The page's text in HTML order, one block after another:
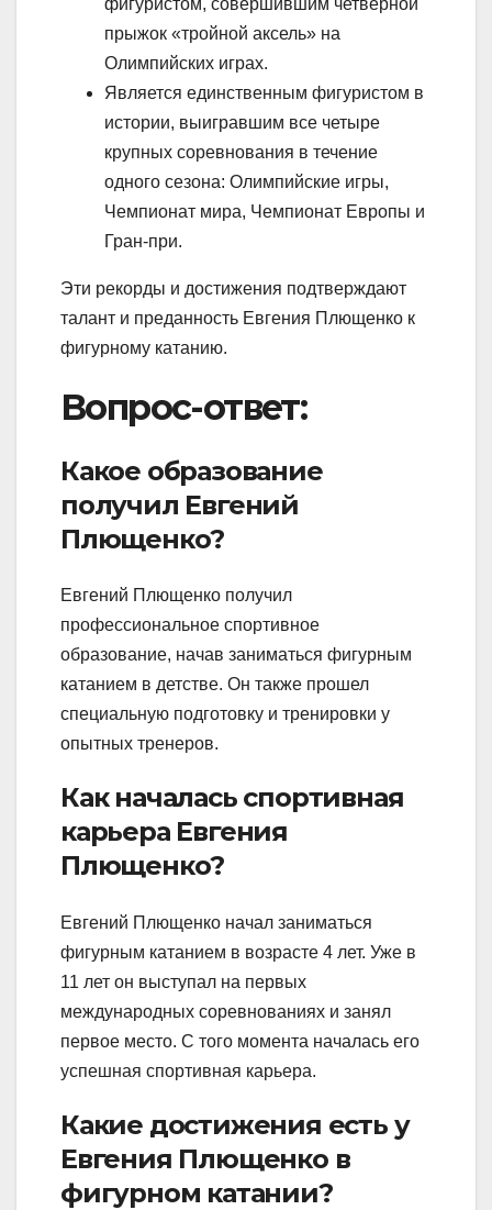
прыжок «тройной аксель» на
Олимпийских играх.
Является единственным фигуристом в
истории, выигравшим все четыре
крупных соревнования в течение
одного сезона: Олимпийские игры,
Чемпионат мира, Чемпионат Европы и
Гран-при.
Эти рекорды и достижения подтверждают
талант и преданность Евгения Плющенко к
фигурному катанию.
Вопрос-ответ:
Какое образование
получил Евгений
Плющенко?
Евгений Плющенко получил
профессиональное спортивное
образование, начав заниматься фигурным
катанием в детстве. Он также прошел
специальную подготовку и тренировки у
опытных тренеров.
Как началась спортивная
карьера Евгения
Плющенко?
Евгений Плющенко начал заниматься
фигурным катанием в возрасте 4 лет. Уже в
11 лет он выступал на первых
международных соревнованиях и занял
первое место. С того момента началась его
успешная спортивная карьера.
Какие достижения есть у
Евгения Плющенко в
фигурном катании?